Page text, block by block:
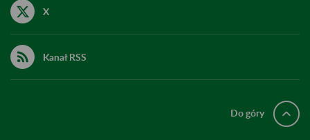
X
Kanał RSS
Do góry